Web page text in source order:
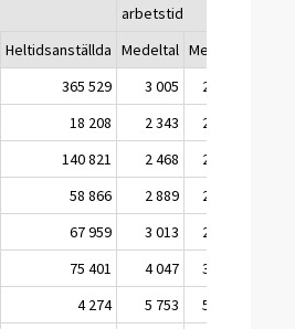
arbetstid
Heltidsanställda Medeltal Median
365 529 3 005
2 734
18 208 2 343
2 237
140 821 2 468
2 381
58 866 2 889
2 777
67 959 3 013
2 864
75 401 4 047
3 757
4 274 5 753
5 553